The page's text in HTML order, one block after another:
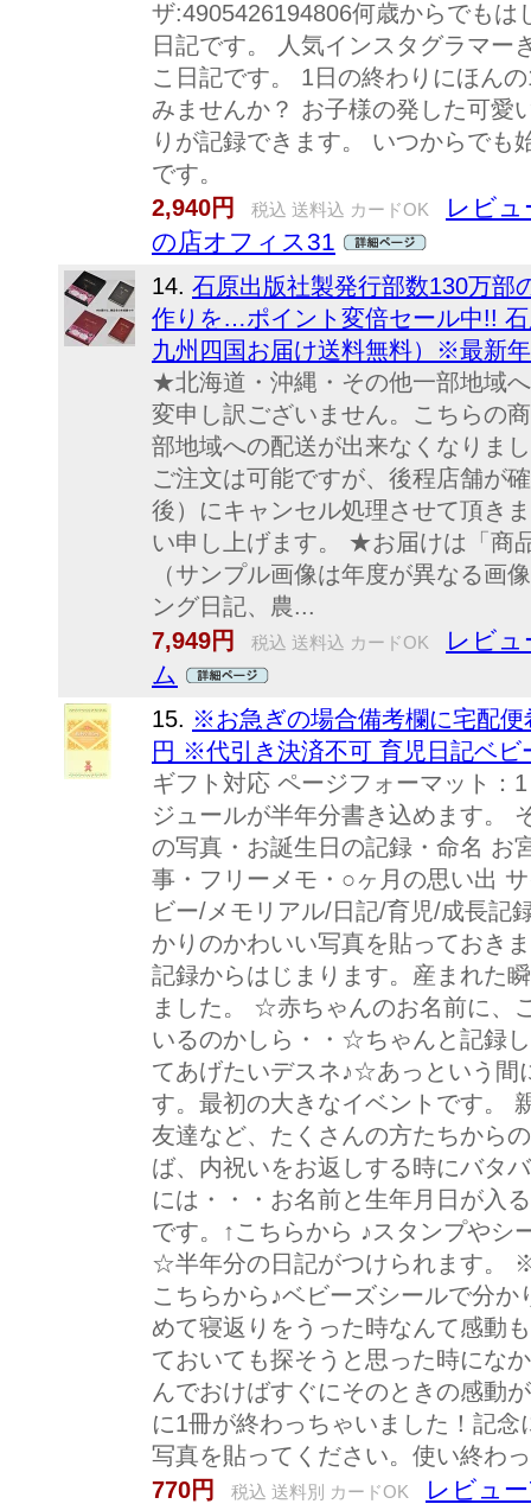
ザ:4905426194806何歳からでも
日記です。 人気インスタグラマー
こ日記です。 1日の終わりにほん
みませんか？ お子様の発した可愛
りが記録できます。 いつからでも
です。
2,940円
税込 送料込 カードOK
レビュ
の店オフィス31
14. 石原出版社製発行部数130万部
作りを…ポイント変倍セール中!!
九州四国お届け送料無料）※最新
★北海道・沖縄・その他一部地域
変申し訳ございません。こちらの
部地域への配送が出来なくなりま
ご注文は可能ですが、後程店舗が
後）にキャンセル処理させて頂き
い申し上げます。 ★お届けは「商
（サンプル画像は年度が異なる画
ング日記、農...
7,949円
税込 送料込 カードOK
レビュ
ム
15. ※お急ぎの場合備考欄に宅配
円 ※代引き決済不可 育児日記ベビ
ギフト対応 ページフォーマット：
ジュールが半年分書き込めます。
の写真・お誕生日の記録・命名 お
事・フリーメモ・○ヶ月の思い出
ビー/メモリアル/日記/育児/成長
かりのかわいい写真を貼っておき
記録からはじまります。産まれた
ました。 ☆赤ちゃんのお名前に、
いるのかしら・・☆ちゃんと記録
てあげたいデスネ♪☆あっという間
す。最初の大きなイベントです。
友達など、たくさんの方たちから
ば、内祝いをお返しする時にバタ
には・・・お名前と生年月日が入
です。↑こちらから ♪スタンプやシ
☆半年分の日記がつけられます。
こちらから♪ベビーズシールで分
めて寝返りをうった時なんて感動
ておいても探そうと思った時にな
んでおけばすぐにそのときの感動
に1冊が終わっちゃいました！記念
写真を貼ってください。使い終わ
770円
税込 送料別 カードOK
レビュ